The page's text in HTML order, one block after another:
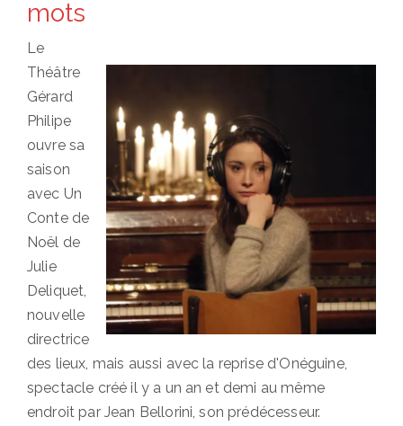
mots
Le
Théâtre
Gérard
Philipe
ouvre sa
saison
avec Un
Conte de
Noël de
Julie
Deliquet,
nouvelle
directrice
des lieux, mais aussi avec la reprise d'Onéguine,
spectacle créé il y a un an et demi au même
endroit par Jean Bellorini, son prédécesseur.